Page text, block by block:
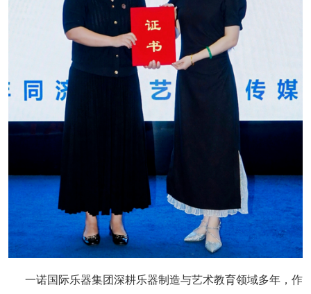
一诺国际乐器集团深耕乐器制造与艺术教育领域多年，作